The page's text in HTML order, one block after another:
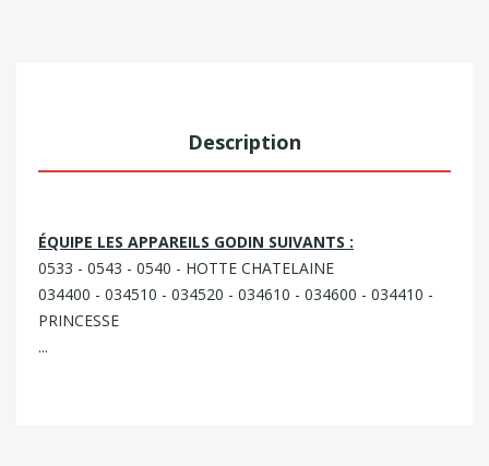
Description
ÉQUIPE LES APPAREILS GODIN SUIVANTS :
0533 - 0543 - 0540 - HOTTE CHATELAINE
034400 - 034510 - 034520 - 034610 - 034600 - 034410 -
PRINCESSE
...